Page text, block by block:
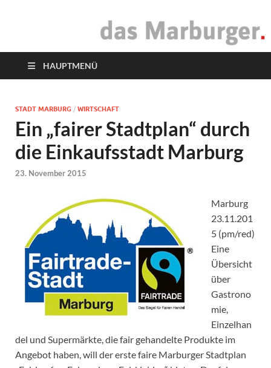
das Marburger.
HAUPTMENÜ
STADT MARBURG / WIRTSCHAFT
Ein „fairer Stadtplan“ durch
die Einkaufsstadt Marburg
23. November 2015
Marburg
23.11.201
5 (pm/red)
Eine
Übersicht
über
Gastrono
mie,
Einzelhan
del und Supermärkte, die fair gehandelte Produkte im
Angebot haben, will der erste faire Marburger Stadtplan